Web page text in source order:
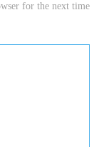
for the next time